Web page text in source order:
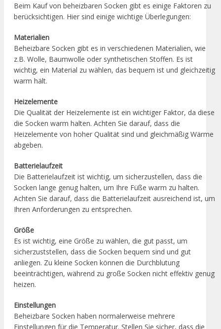
Beim Kauf von beheizbaren Socken gibt es einige Faktoren zu
berücksichtigen. Hier sind einige wichtige Überlegungen:
Materialien
Beheizbare Socken gibt es in verschiedenen Materialien, wie
z.B. Wolle, Baumwolle oder synthetischen Stoffen. Es ist
wichtig, ein Material zu wählen, das bequem ist und gleichzeitig
warm hält.
Heizelemente
Die Qualität der Heizelemente ist ein wichtiger Faktor, da diese
die Socken warm halten. Achten Sie darauf, dass die
Heizelemente von hoher Qualität sind und gleichmäßig Wärme
abgeben.
Batterielaufzeit
Die Batterielaufzeit ist wichtig, um sicherzustellen, dass die
Socken lange genug halten, um Ihre Füße warm zu halten.
Achten Sie darauf, dass die Batterielaufzeit ausreichend ist, um
Ihren Anforderungen zu entsprechen.
Größe
Es ist wichtig, eine Größe zu wählen, die gut passt, um
sicherzuststellen, dass die Socken bequem sind und gut
anliegen. Zu kleine Socken können die Durchblutung
beeinträchtigen, während zu große Socken nicht effektiv genug
heizen.
Einstellungen
Beheizbare Socken haben normalerweise mehrere
Einstellungen für die Temperatur. Stellen Sie sicher, dass die